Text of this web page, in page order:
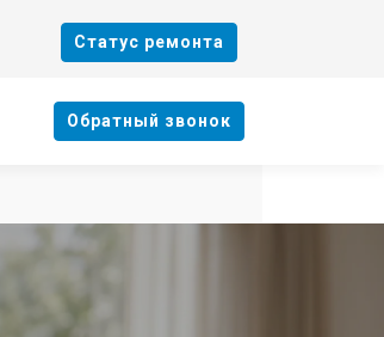
Cтатус ремонта
Oбратный звонок